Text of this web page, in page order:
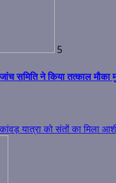
5
जांच समिति ने किया तत्काल
यात्रा को संतों का मिला